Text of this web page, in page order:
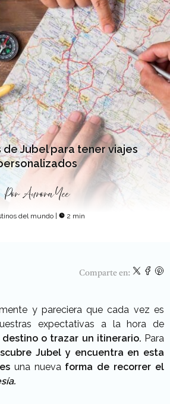
de Jubel para tener viajes
Por Aurora Yee
del mundo | 2 min
Comparte en:
y pareciera que cada vez es
expectativas a la hora de
destino o trazar un itinerario. Para
Jubel y encuentra en esta
una nueva forma de recorrer el